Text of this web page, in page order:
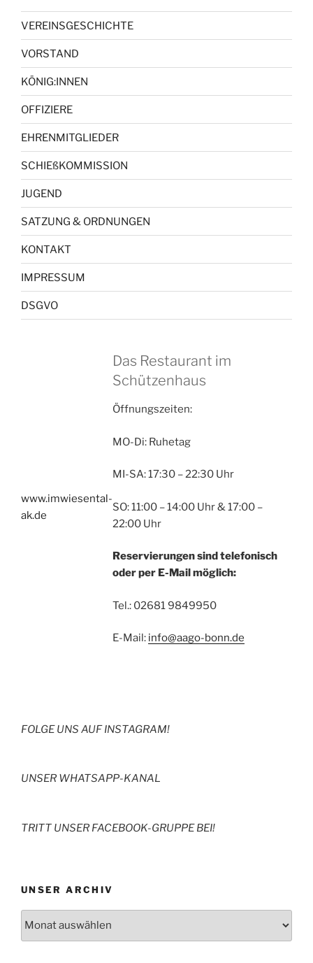
VEREINSGESCHICHTE
VORSTAND
KÖNIG:INNEN
OFFIZIERE
EHRENMITGLIEDER
SCHIEßKOMMISSION
JUGEND
SATZUNG & ORDNUNGEN
KONTAKT
IMPRESSUM
DSGVO
www.imwiesental-
ak.de
Das Restaurant im
Schützenhaus
Öffnungszeiten:
MO-Di: Ruhetag
MI-SA: 17:30 – 22:30 Uhr
SO: 11:00 – 14:00 Uhr & 17:00 –
22:00 Uhr
Reservierungen sind telefonisch
oder per E-Mail möglich:
Tel.: 02681 9849950
E-Mail: info@aago-bonn.de
FOLGE UNS AUF INSTAGRAM!
UNSER WHATSAPP-KANAL
TRITT UNSER FACEBOOK-GRUPPE BEI!
UNSER ARCHIV